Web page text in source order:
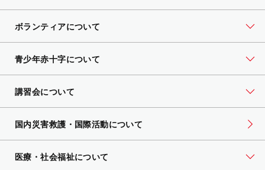
ボランティアについて
青少年赤十字について
講習会について
国内災害救護・国際活動について
医療・社会福祉について